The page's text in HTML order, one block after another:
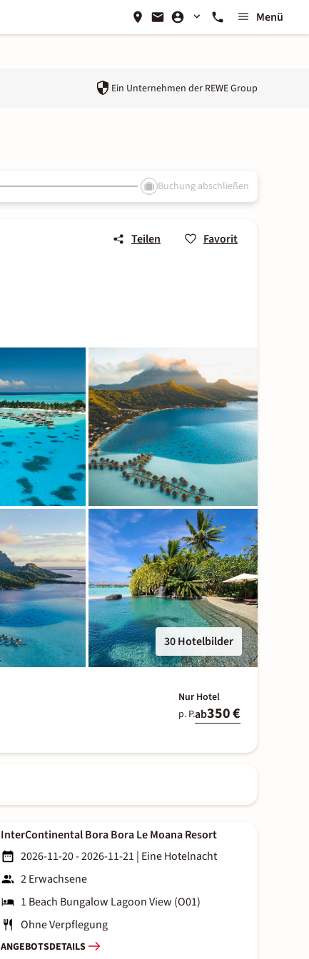
Menü
Ein Unternehmen der REWE Group
Buchung abschließen
Teilen Favorit
30 Hotelbilder
Nur Hotel
p. P.ab350 €
InterContinental Bora Bora Le Moana Resort
2026-11-20 - 2026-11-21 | Eine Hotelnacht
2 Erwachsene
1 Beach Bungalow Lagoon View (O01)
Ohne Verpflegung
ANGEBOTSDETAILS